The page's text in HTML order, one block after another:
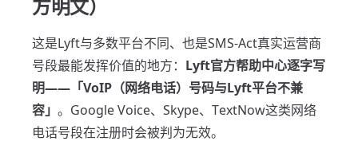
方明文）
这是Lyft与多数平台不同、也是SMS-Act真实运营商
号段最能发挥价值的地方： Lyft官方帮助中心逐字写
明——「VoIP（网络电话）号码与Lyft平台不兼
容」 。Google Voice、Skype、TextNow这类网络
电话号段在注册时会被判为无效。